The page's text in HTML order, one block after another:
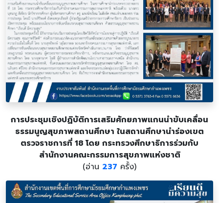
การประชุมเชิงปฏิบัติการเสริมศักยภาพแกนนำขับเคลื่อน
ธรรมนูญสุขภาพสถานศึกษา ในสถานศึกษานำร่องเขต
ตรวจราชการที่ 18 โดย กระทรวงศึกษาธิการร่วมกับ
สำนักงานคณะกรรมการสุขภาพแห่งชาติ
(อ่าน 237 ครั้ง)